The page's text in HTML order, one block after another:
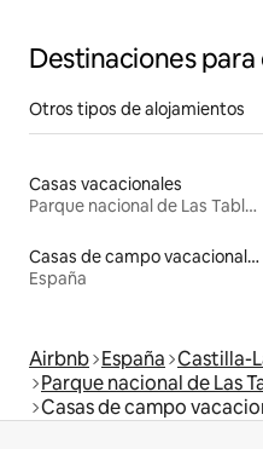
Destinaciones
Otros tipos de alojamientos
Casas vacacionales
Parque nacional de Las Tablas de Daimiel
Casas de campo vacacionales
España
Airbnb España Castilla-
Parque nacional de Las
Casas de campo